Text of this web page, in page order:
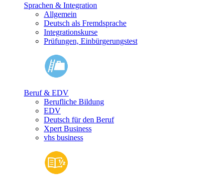
Sprachen & Integration
Allgemein
Deutsch als Fremdsprache
Integrationskurse
Prüfungen, Einbürgerungstest
Beruf & EDV
Berufliche Bildung
EDV
Deutsch für den Beruf
Xpert Business
vhs business